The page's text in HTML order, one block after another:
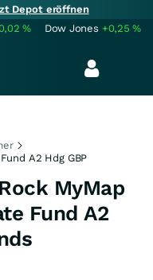
Depot eröffnen
% Dow Jones +0,25%
A2 Hdg GBP
MyMap
Fund A2